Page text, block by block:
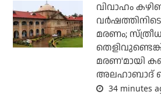
വിവാഹം
മരണം;
മരണ'മായി
അലഹാബാദ്
34 minutes